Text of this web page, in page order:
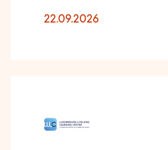
22.09.2026